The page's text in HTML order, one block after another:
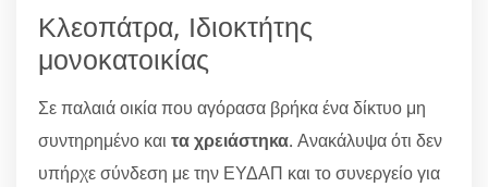
Κλεοπάτρα, Ιδιοκτήτης
μονοκατοικίας
Σε παλαιά οικία που αγόρασα βρήκα ένα δίκτυο μη
συντηρημένο και τα χρειάστηκα. Ανακάλυψα ότι δεν
υπήρχε σύνδεση με την ΕΥΔΑΠ και το συνεργείο για